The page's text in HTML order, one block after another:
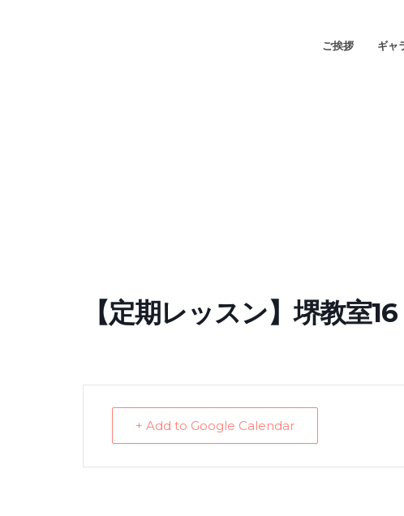
ご挨拶 ギャ
【定期レッスン】堺教室
+ Add to Google Calendar